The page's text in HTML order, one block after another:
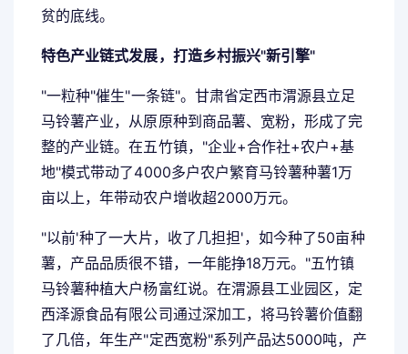
贫的底线。
特色产业链式发展，打造乡村振兴"新引擎"
"一粒种"催生"一条链"。甘肃省定西市渭源县立足
马铃薯产业，从原原种到商品薯、宽粉，形成了完
整的产业链。在五竹镇，"企业+合作社+农户+基
地"模式带动了4000多户农户繁育马铃薯种薯1万
亩以上，年带动农户增收超2000万元。
"以前'种了一大片，收了几担担'，如今种了50亩种
薯，产品品质很不错，一年能挣18万元。"五竹镇
马铃薯种植大户杨富红说。在渭源县工业园区，定
西泽源食品有限公司通过深加工，将马铃薯价值翻
了几倍，年生产"定西宽粉"系列产品达5000吨，产